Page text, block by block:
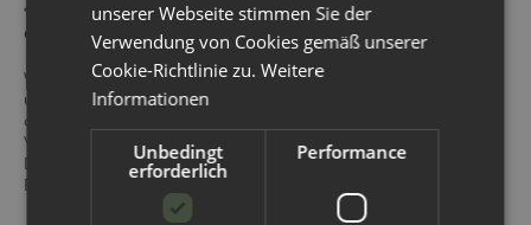
???? Fazit: TotsBots Schwimmwindeln – Badespaß mit gutem
Gewissen
Wenn du auf der Suche nach einer bequemen, sicheren
und nachhaltigen Schwimmwindel für dein Baby bist, liegst
du mit TotsBots genau richtig. Die hochwertige
Verarbeitung, umweltfreundliche Materialien und süßen
Designs machen diese Badewindel zur perfekten Wahl für
Eltern, die auf Komfort und Umweltbewusstsein setzen.
unserer Webseite stimmen Sie der
Verwendung von Cookies gemäß unserer
Cookie-Richtlinie zu.Weitere
Informationen
Unbedingt
erforderlich
Performance